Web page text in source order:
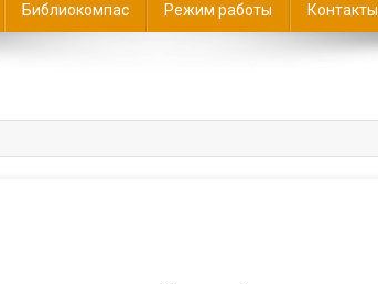
Библиокомпас Режим работы Контакты